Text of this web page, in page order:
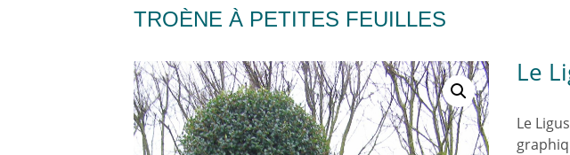
TROÈNE À PETITES FEUILLES
Le
Le